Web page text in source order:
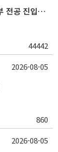
(10/28 ~ 11/12) 2026년 1학기 학과 배정 (세부 전공 진입) 안내
44442
860
2026-08-05
2026-08-05